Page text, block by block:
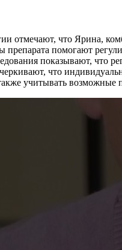
отмечают, что Ярина,
помогают
показывают, что
что
учитывать возможные